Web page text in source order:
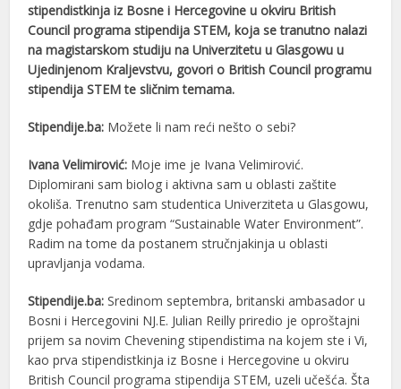
stipendistkinja iz Bosne i Hercegovine u okviru British
Council programa stipendija STEM, koja se tranutno nalazi
na magistarskom studiju na Univerzitetu u Glasgowuu
Ujedinjenom Kraljevstvu, govori o British Council programu
stipendija STEM te sličnim temama.
Stipendije.ba: Možete li nam reći nešto o sebi?
Ivana Velimirović: Moje ime je Ivana Velimirović.
Diplomirani sam biolog i aktivna sam u oblasti zaštite
okoliša. Trenutno sam studentica Univerziteta u Glasgowu,
gdje pohađam program “Sustainable Water Environment”.
Radim na tome da postanem stručnjakinja u oblasti
upravljanja vodama.
Stipendije.ba: Sredinom septembra, britanski ambasador u
Bosni i Hercegovini NJ.E. Julian Reilly priredio je oproštajni
prijem sa novim Chevening stipendistima na kojem ste i Vi,
kao prva stipendistkinja iz Bosne i Hercegovine u okviru
British Council programa stipendija STEM, uzeli učešća. Šta